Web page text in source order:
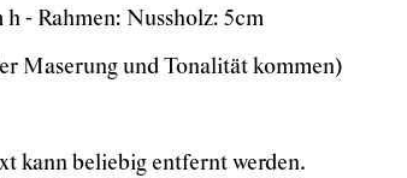
- Rahmen: Nussholz: 5cm
Maserung und Tonalität kommen)
kann beliebig entfernt werden.